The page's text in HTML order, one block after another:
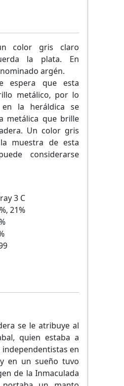
color gris claro
la plata. En
argén.
espera que esta
metálico, por lo
la heráldica se
metálica que brille
Un color gris
muestra de esta
considerarse
3 C
21%
se le atribuye al
quien estaba a
en
en un sueño tuvo
de la Inmaculada